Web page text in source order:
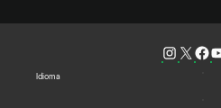
Idioma